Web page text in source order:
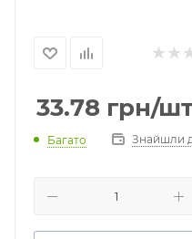
33.78 грн/
Багато Знайшли